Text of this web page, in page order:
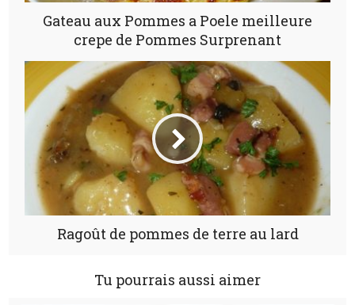
Gateau aux Pommes a Poele meilleure
crepe de Pommes Surprenant
Ragoût de pommes de terre au lard
Tu pourrais aussi aimer